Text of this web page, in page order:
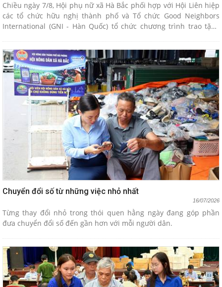
Chiều ngày 7/8, Hội phụ nữ xã Hà Bắc phối hợp với Hội Liên hiệp
các tổ chức hữu nghị thành phố và Tổ chức Good Neighbors
International (GNI - Hàn Quốc) tổ chức chương trình trao tặng
địa bàn.
Chuyển đổi số từ những việc nhỏ nhất
16/07/2026
Từng thay đổi nhỏ trong thói quen hằng ngày đang góp phần
đưa chuyển đổi số đến gần hơn với mỗi người dân.